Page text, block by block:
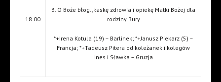
18.00
3. O Boże błog., łaskę zdrowia i opiekę Matki Bożej dla
rodziny Bury
*+Irena Kotula (19) – Barlinek; *+Janusz Piekarz (5) –
Francja; *+Tadeusz Pitera od koleżanek i kolegów
Ines i Sławka – Gruzja